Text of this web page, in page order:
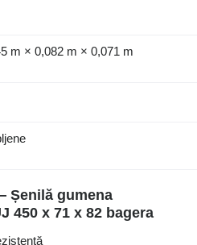
m × 0,082 m × 0,071 m
Șenilă gumena
450 x 71 x 82 bagera